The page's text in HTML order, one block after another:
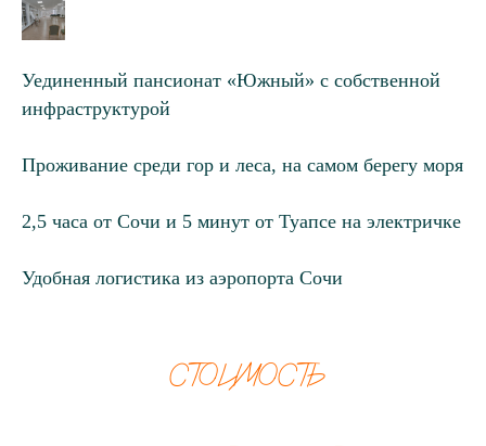
Уединенный пансионат «Южный» с собственной
инфраструктурой
Проживание среди гор и леса, на самом берегу моря
2,5 часа от Сочи и 5 минут от Туапсе на электричке
Удобная логистика из аэропорта Сочи
СТОИМОСТЬ